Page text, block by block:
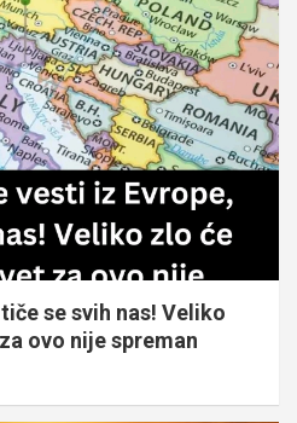
se svih nas! Veliko
ovo nije spreman